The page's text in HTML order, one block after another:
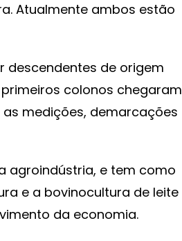
Atualmente ambos estão
descendentes de origem
colonos chegaram
medições, demarcações
agroindústria, e tem como
e a bovinocultura de leite
da economia.